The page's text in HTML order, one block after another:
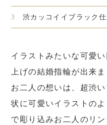
3 渋カッコイイブラック
イラストみたいな可愛
上げの結婚指輪が出来ま
お二人の想いは、超渋
状に可愛いイラストの
で彫り込みお二人のリ